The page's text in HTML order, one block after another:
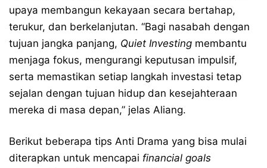
upaya membangun kekayaan secara bertahap,
terukur, dan berkelanjutan. “Bagi nasabah dengan
tujuan jangka panjang, Quiet Investing membantu
menjaga fokus, mengurangi keputusan impulsif,
serta memastikan setiap langkah investasi tetap
sejalan dengan tujuan hidup dan kesejahteraan
mereka di masa depan,” jelas Aliang.
Berikut beberapa tips Anti Drama yang bisa mulai
diterapkan untuk mencapai financial goals